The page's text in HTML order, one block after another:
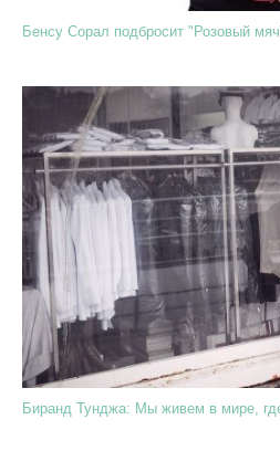
Бенсу Сорал подбросит "Розовый
Биранд Тунджа: Мы живем в мире,